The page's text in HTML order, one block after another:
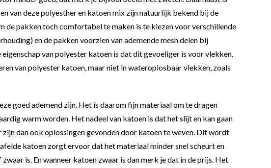
van deze polyesther en katoen mix zijn natuurlijk bekend bij de
de pakken toch comfortabel te maken is te kiezen voor verschillende
en de pakken voorzien van ademende mesh delen bij
van polyester katoen is dat dit gevoeliger is voor vlekken.
van polyester katoen, maar niet in wateroplosbaar vlekken, zoals
goed ademend zijn. Het is daarom fijn materiaal om te dragen
warm worden. Het nadeel van katoen is dat het slijt en kan gaan
dan ook oplossingen gevonden door katoen te weven. Dit wordt
katoen zorgt ervoor dat het materiaal minder snel scheurt en
is. En wanneer katoen zwaar is dan merk je dat in de prijs. Het